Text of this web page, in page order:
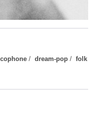
/ dream-pop / folk